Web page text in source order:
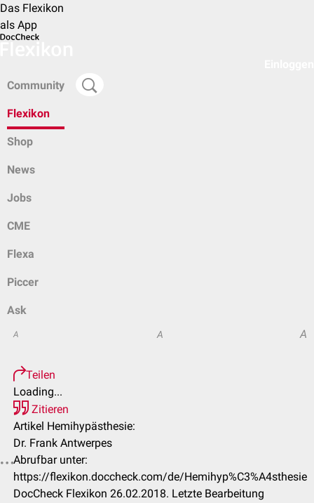
Das Flexikon
als App
Community
Flexikon
Shop
News
Jobs
CME
Flexa
Piccer
Ask
A A A
Teilen
Loading...
Zitieren
Artikel Hemihypästhesie:
Dr. Frank Antwerpes
Abrufbar unter:
https://flexikon.doccheck.com/de/Hemihyp%C3%A4sthesie
DocCheck Flexikon 26.02.2018. Letzte Bearbeitung